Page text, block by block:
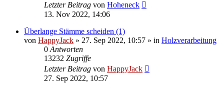
Letzter Beitrag von Hoheneck
13. Nov 2022, 14:06
Überlange Stämme scheiden (1)
von HappyJack » 27. Sep 2022, 10:57 » in Holzverarbeitung
0 Antworten
13232 Zugriffe
Letzter Beitrag von HappyJack
27. Sep 2022, 10:57